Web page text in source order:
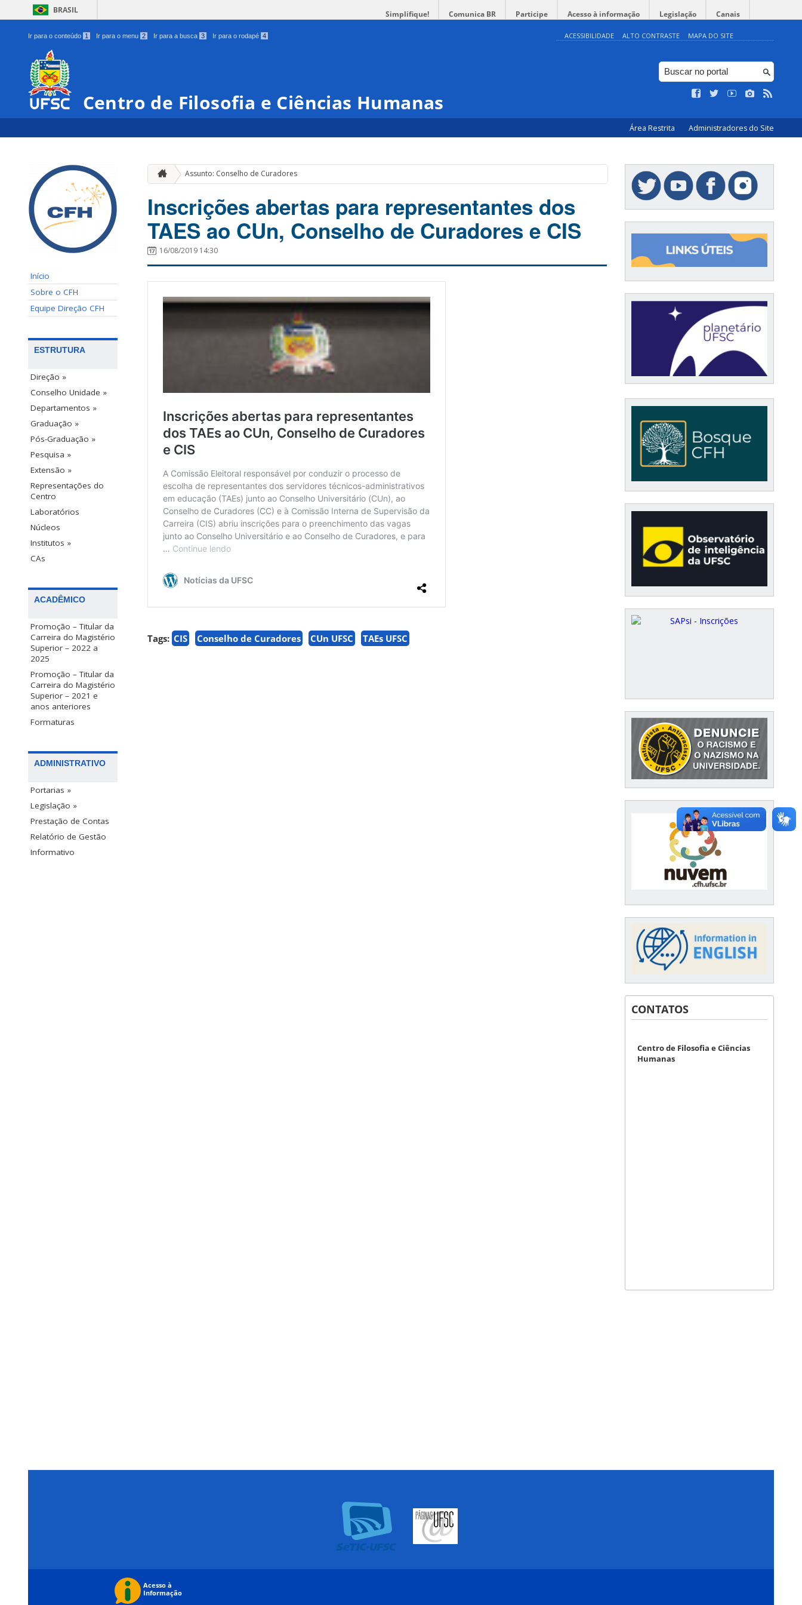
BRASIL Simplifique! Comunica BR Participe Acesso à informação Legislação Canais
Ir para o conteúdo 1 Ir para o menu 2 Ir para a busca 3 Ir para o rodapé 4 ACESSIBILIDADE ALTO CONTRASTE MAPA DO SITE
Centro de Filosofia e Ciências Humanas
Área Restrita Administradores do Site
Início
Sobre o CFH
Equipe Direção CFH
ESTRUTURA
Direção »
Conselho Unidade »
Departamentos »
Graduação »
Pós-Graduação »
Pesquisa »
Extensão »
Representações do
Centro
Laboratórios
Núcleos
Institutos »
CAs
ACADÊMICO
Promoção – Titular da
Carreira do Magistério
Superior – 2022 a
2025
Promoção – Titular da
Carreira do Magistério
Superior – 2021 e
anos anteriores
Formaturas
ADMINISTRATIVO
Portarias »
Legislação »
Prestação de Contas
Relatório de Gestão
Informativo
Assunto: Conselho de Curadores
Inscrições abertas para representantes dos
TAES ao CUn, Conselho de Curadores e CIS
16/08/2019 14:30
Tags: CIS Conselho de Curadores CUn UFSC TAEs UFSC
CONTATOS
Centro de Filosofia e Ciências
Humanas